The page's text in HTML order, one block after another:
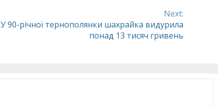
Next:
У 90-річної тернополянки шахрайка видурила
понад 13 тисяч гривень